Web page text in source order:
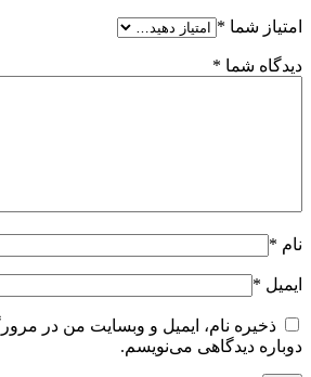
امتیاز شما *
دیدگاه شما *
نام *
ایمیل *
ذخیره نام، ایمیل و وبسایت من در
دوباره دیدگاهی می‌نویسم.